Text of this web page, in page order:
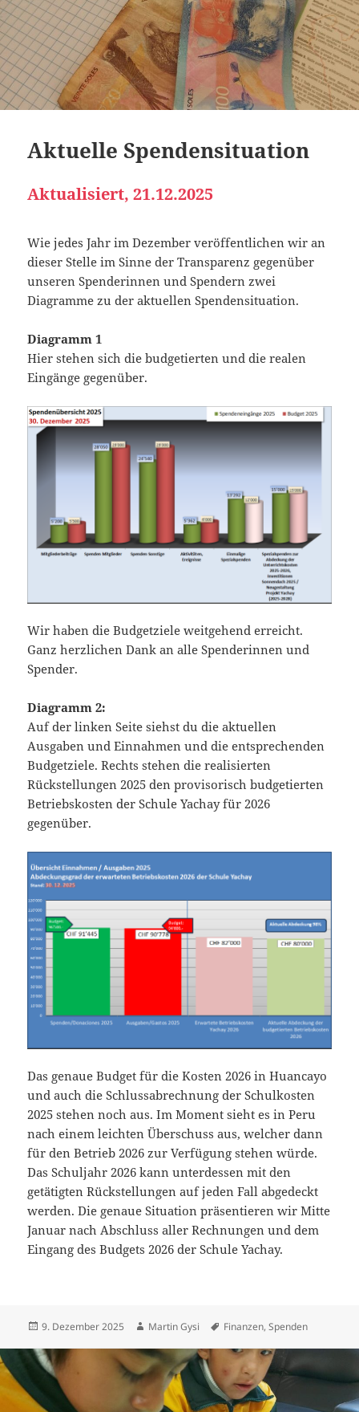
Aktuelle Spendensituation
Aktualisiert, 21.12.2025
Wie jedes Jahr im Dezember veröffentlichen wir an
dieser Stelle im Sinne der Transparenz gegenüber
unseren Spenderinnen und Spendern zwei
Diagramme zu der aktuellen Spendensituation.
Diagramm 1
Hier stehen sich die budgetierten und die realen
Eingänge gegenüber.
Wir haben die Budgetziele weitgehend erreicht.
Ganz herzlichen Dank an alle Spenderinnen und
Spender.
Diagramm 2:
Auf der linken Seite siehst du die aktuellen
Ausgaben und Einnahmen und die entsprechenden
Budgetziele. Rechts stehen die realisierten
Rückstellungen 2025 den provisorisch budgetierten
Betriebskosten der Schule Yachay für 2026
gegenüber.
Das genaue Budget für die Kosten 2026 in Huancayo
und auch die Schlussabrechnung der Schulkosten
2025 stehen noch aus. Im Moment sieht es in Peru
nach einem leichten Überschuss aus, welcher dann
für den Betrieb 2026 zur Verfügung stehen würde.
Das Schuljahr 2026 kann unterdessen mit den
getätigten Rückstellungen auf jeden Fall abgedeckt
werden. Die genaue Situation präsentieren wir Mitte
Januar nach Abschluss aller Rechnungen und dem
Eingang des Budgets 2026 der Schule Yachay.
Posted
9. Dezember 2025 Author
Martin Gysi Tags
Finanzen,Spenden